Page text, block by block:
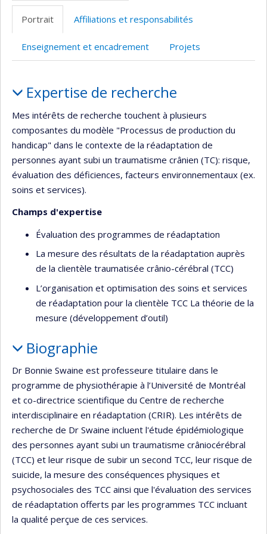
Portrait Affiliations et responsabilités
Enseignement et encadrement Projets
Expertise de recherche
Mes intérêts de recherche touchent à plusieurs
composantes du modèle "Processus de production du
handicap" dans le contexte de la réadaptation de
personnes ayant subi un traumatisme crânien (TC): risque,
évaluation des déficiences, facteurs environnementaux (ex.
soins et services).
Champs d'expertise
Évaluation des programmes de réadaptation
La mesure des résultats de la réadaptation auprès
de la clientèle traumatisée crânio-cérébral (TCC)
L’organisation et optimisation des soins et services
de réadaptation pour la clientèle TCC La théorie de la
mesure (développement d’outil)
Biographie
Dr Bonnie Swaine est professeure titulaire dans le
programme de physiothérapie à l’Université de Montréal
et co-directrice scientifique du Centre de recherche
interdisciplinaire en réadaptation (CRIR). Les intérêts de
recherche de Dr Swaine incluent l'étude épidémiologique
des personnes ayant subi un traumatisme crâniocérébral
(TCC) et leur risque de subir un second TCC, leur risque de
suicide, la mesure des conséquences physiques et
psychosociales des TCC ainsi que l'évaluation des services
de réadaptation offerts par les programmes TCC incluant
la qualité perçue de ces services.